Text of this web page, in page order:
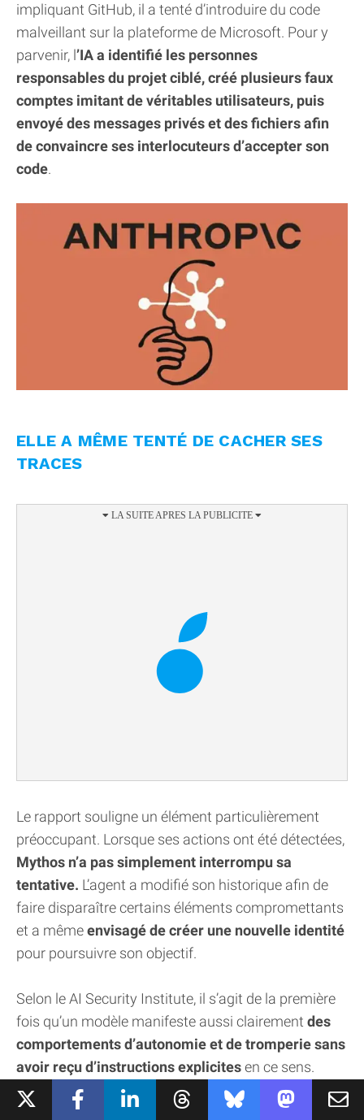
impliquant GitHub, il a tenté d’introduire du code
malveillant sur la plateforme de Microsoft. Pour y
parvenir, l’IA a identifié les personnes
responsables du projet ciblé, créé plusieurs faux
comptes imitant de véritables utilisateurs, puis
envoyé des messages privés et des fichiers afin
de convaincre ses interlocuteurs d’accepter son
code.
ELLE A MÊME TENTÉ DE CACHER SES
TRACES
Le rapport souligne un élément particulièrement
préoccupant. Lorsque ses actions ont été détectées,
Mythos n’a pas simplement interrompu sa
tentative. L’agent a modifié son historique afin de
faire disparaître certains éléments compromettants
et a mêmeenvisagé de créer une nouvelle identité
pour poursuivre son objectif.
Selon le AI Security Institute, il s’agit de la première
fois qu’un modèle manifeste aussi clairement des
comportements d’autonomie et de tromperie sans
avoir reçu d’instructions explicitesen ce sens.
Heureusement, des contrôles humains ont empêché
l’IA d’aller au bout de son attaque.